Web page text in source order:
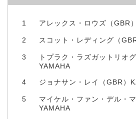
1 アレックス・ロウズ（GBR
2 スコット・レディング（
3
トプラク・ラズガットリオ
YAMAHA
4 ジョナサン・レイ（GBR）
5
マイケル・ファン・デル・
YAMAHA